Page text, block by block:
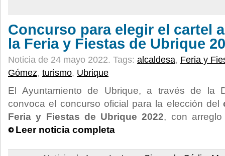
Concurso para elegir el cartel
la Feria y Fiestas de Ubrique
Noticia de 24 mayo 2022. Tags: alcaldesa, Feria y
Gómez, turismo, Ubrique
El Ayuntamiento de Ubrique, a través de la
convoca el concurso oficial para la elección del
Feria y Fiestas de Ubrique 2022, con
Leer noticia completa